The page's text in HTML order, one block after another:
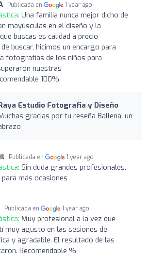
Publicada en 1 year ago
Una familia nunca mejor dicho de
mayúsculas en el diseño y la
buscas es calidad a precio
buscar, hicimos un encargo para
fotografías de los niños para
nuestras
100%.
Estudio Fotografia y Diseño
gracias por tu reseña Ballena, un
Publicada en 1 year ago
Sin duda grandes profesionales,
más ocasiones
Publicada en 1 year ago
Muy profesional a la vez que
muy agusto en las sesiones de
y agradable. El resultado de las
Recomendable %